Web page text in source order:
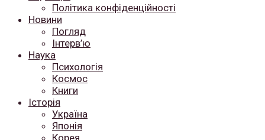
Політика конфіденційності
Новини
Погляд
Інтерв’ю
Наука
Психологія
Космос
Книги
Історія
Україна
Японія
Корея